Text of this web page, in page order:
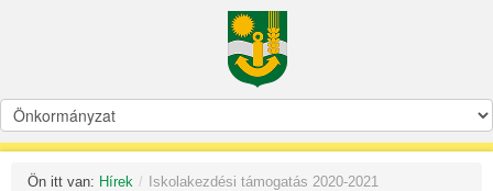
Ön itt van: Hírek / Iskolakezdési támogatás 2020-2021